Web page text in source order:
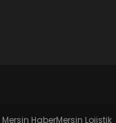
Mersin HaberMersin Lojistik